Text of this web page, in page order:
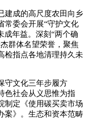
成的高尺度农田向乡
常委会开展“守护文化
成年益。深刻“两个确
群体名望荣誉，聚焦
检指点各地清理持久未
文化三年步履方
色社会从义思惟为指
制定《使用碳买卖市场
案》。生态和资本范畴